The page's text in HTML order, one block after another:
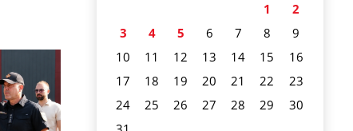
1
2
3
4 5 6 7 8
9
10
11 12 13 14 15
16
17
18 19 20 21 22
23
24
25 26 27 28 29
30